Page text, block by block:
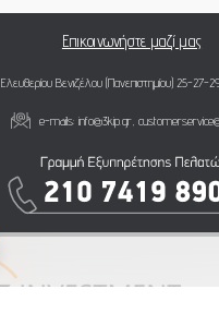
Επικοινωνήστε μαζί μας
Ελευθερίου Βενιζέλου (Πανεπιστημίου) 25-
e-mails:info@3kip.gr ,